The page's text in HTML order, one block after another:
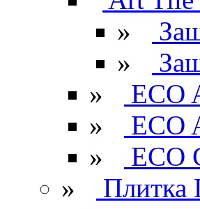
»
»
»
ECO
»
ECO
»
ECO
»